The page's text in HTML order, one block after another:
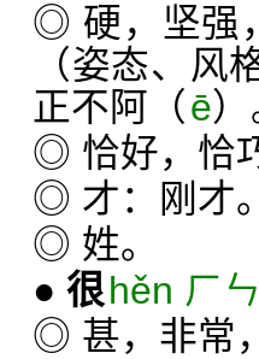
◎ 硬，坚强
（姿态、风
正不阿（ē）
◎ 恰好，恰
◎ 才：刚才
◎ 姓。
● 很hěn ㄏ
◎ 甚，非常